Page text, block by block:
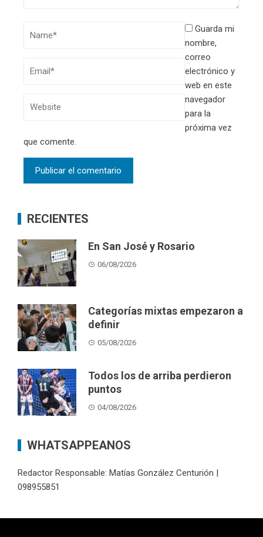
Guarda mi
nombre,
correo
electrónico y
web en este
navegador
para la
próxima vez
que comente.
RECIENTES
En San José y Rosario
06/08/2026
Categorías mixtas empezaron a
definir
05/08/2026
Todos los de arriba perdieron
puntos
04/08/2026
WHATSAPPEANOS
Redactor Responsable: Matías González Centurión |
098955851